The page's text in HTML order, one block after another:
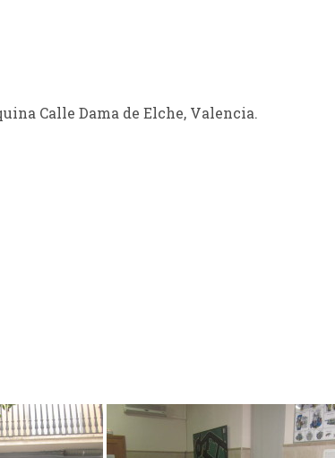
Calle Dama de Elche, Valencia.